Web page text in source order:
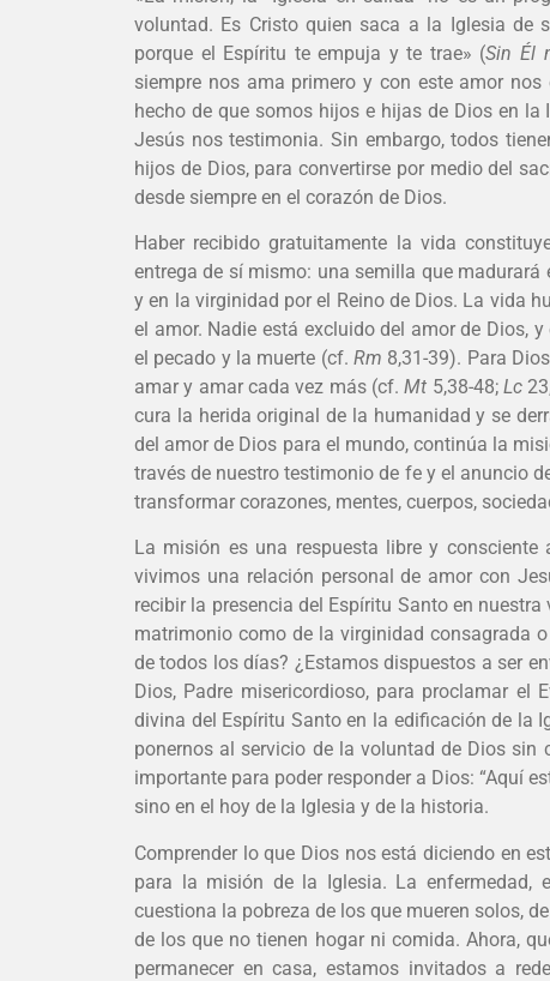
voluntad. Es Cristo quien saca a la Iglesia de
porque el Espíritu te empuja y te trae» (Sin Él
siempre nos ama primero y con este amor
hecho de que somos hijos e hijas de Dios en
Jesús nos testimonia. Sin embargo, todos
hijos de Dios, para convertirse por medio del
desde siempre en el corazón de Dios.
Haber recibido gratuitamente la vida
entrega de sí mismo: una semilla que
y en la virginidad por el Reino de Dios. La vida
el amor. Nadie está excluido del amor de Dios,
el pecado y la muerte (cf.Rm 8,31-39). Para
amar y amar cada vez más (cf.Mt 5,38-48; Lc
cura la herida original de la humanidad y se
del amor de Dios para el mundo, continúa la
través de nuestro testimonio de fe y el anuncio
transformar corazones, mentes, cuerpos,
La misión es una respuesta libre y
vivimos una relación personal de amor con
recibir la presencia del Espíritu Santo en
matrimonio como de la virginidad consagrada
de todos los días? ¿Estamos dispuestos a ser
Dios, Padre misericordioso, para proclamar
divina del Espíritu Santo en la edificación de la
ponernos al servicio de la voluntad de Dios sin
importante para poder responder a Dios: “Aquí
sino en el hoy de la Iglesia y de la historia.
Comprender lo que Dios nos está diciendo en
para la misión de la Iglesia. La enfermedad,
cuestiona la pobreza de los que mueren solos,
de los que no tienen hogar ni comida. Ahora,
permanecer en casa, estamos invitados a